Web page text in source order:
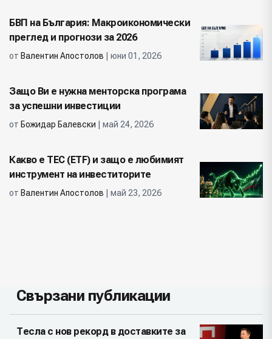
БВП на България: Макроикономически
преглед и прогнози за 2026
от Валентин Апостолов | юни 01, 2026
Защо Ви е нужна менторска програма
за успешни инвестиции
от Божидар Балевски | май 24, 2026
Какво е ТЕС (ETF) и защо е любимият
инструмент на инвеститорите
от Валентин Апостолов | май 23, 2026
Свързани публикации
Тесла с нов рекорд в доставките за